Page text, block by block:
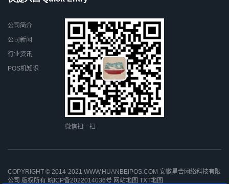
公司简介
公司新闻
行业资讯
POS机知识
微信扫一扫
COPYRIGHT © 2014-2021 WWW.HUANBEIPOS.COM 安徽星合网络科技有限
公司 版权所有 皖ICP备2022014036号 网站地图 TXT地图